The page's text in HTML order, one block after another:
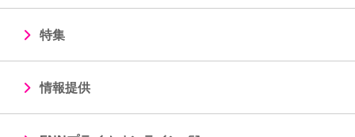
特集
情報提供